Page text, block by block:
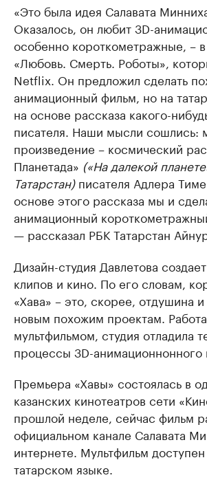
«Это была идея Салавата
Оказалось, он любит 3D-
особенно короткометражные, –
«Любовь. Смерть. Роботы»,
Netflix. Он предложил сделать
анимационный фильм, но на
на основе рассказа какого-
писателя. Наши мысли сошлись:
произведение – космический
Планетада» («На далекой
Татарстан)писателя Адлера
основе этого рассказа мы и
анимационный
— рассказал РБК Татарстан
Дизайн-студия Давлетова
клипов и кино. По его словам,
«Хава» – это, скорее, отдушина и
новым похожим проектам.
мультфильмом, студия отладила
процессы 3D-анимационнонного
Премьера «Хавы» состоялась в
казанских кинотеатров сети
прошлой неделе, сейчас фильм
официальном канале Салавата
интернете. Мультфильм доступен
татарском языке.